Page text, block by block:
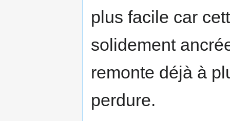
plus facile car
solidement
remonte déjà à
perdure.